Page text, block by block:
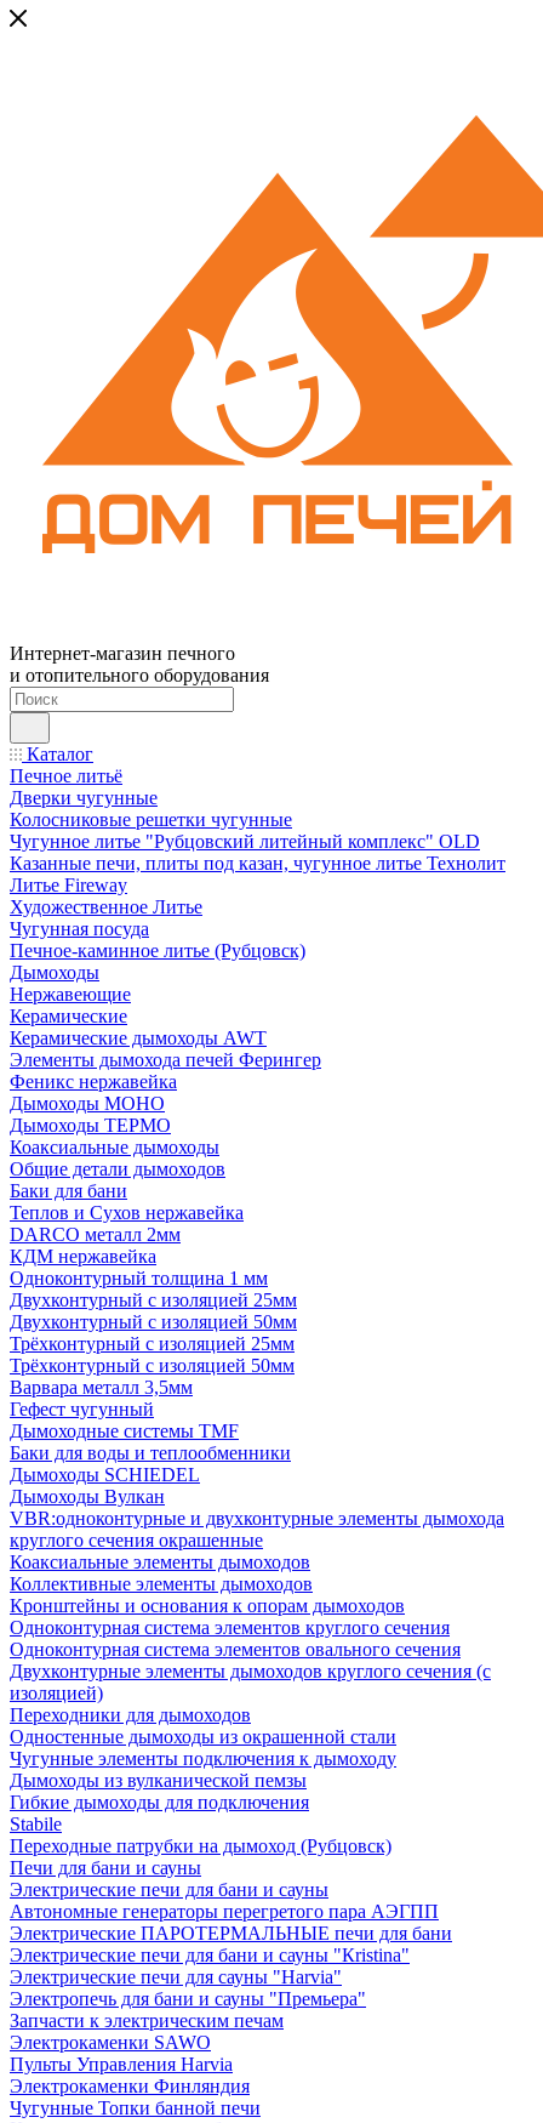
Интернет-магазин печного
и отопительного оборудования
Каталог
Печное литьё
Дверки чугунные
Колосниковые решетки чугунные
Чугунное литье "Рубцовский литейный комплекс" OLD
Казанные печи, плиты под казан, чугунное литье Технолит
Литье Fireway
Художественное Литье
Чугунная посуда
Печное-каминное литье (Рубцовск)
Дымоходы
Нержавеющие
Керамические
Керамические дымоходы AWT
Элементы дымохода печей Ферингер
Феникс нержавейка
Дымоходы МОНО
Дымоходы ТЕРМО
Коаксиальные дымоходы
Общие детали дымоходов
Баки для бани
Теплов и Сухов нержавейка
DARCO металл 2мм
КДМ нержавейка
Одноконтурный толщина 1 мм
Двухконтурный с изоляцией 25мм
Двухконтурный с изоляцией 50мм
Трёхконтурный с изоляцией 25мм
Трёхконтурный с изоляцией 50мм
Варвара металл 3,5мм
Гефест чугунный
Дымоходные системы TMF
Баки для воды и теплообменники
Дымоходы SCHIEDEL
Дымоходы Вулкан
VBR:одноконтурные и двухконтурные элементы дымохода
круглого сечения окрашенные
Коаксиальные элементы дымоходов
Коллективные элементы дымоходов
Кронштейны и основания к опорам дымоходов
Одноконтурная система элементов круглого сечения
Одноконтурная система элементов овального сечения
Двухконтурные элементы дымоходов круглого сечения (с
изоляцией)
Переходники для дымоходов
Одностенные дымоходы из окрашенной стали
Чугунные элементы подключения к дымоходу
Дымоходы из вулканической пемзы
Гибкие дымоходы для подключения
Stabile
Переходные патрубки на дымоход (Рубцовск)
Печи для бани и сауны
Электрические печи для бани и сауны
Автономные генераторы перегретого пара АЭГПП
Электрические ПАРОТЕРМАЛЬНЫЕ печи для бани
Электрические печи для бани и сауны "Кristina"
Электрические печи для сауны "Harvia"
Электропечь для бани и сауны "Премьера"
Запчасти к электрическим печам
Электрокаменки SAWO
Пульты Управления Harvia
Электрокаменки Финляндия
Чугунные Топки банной печи